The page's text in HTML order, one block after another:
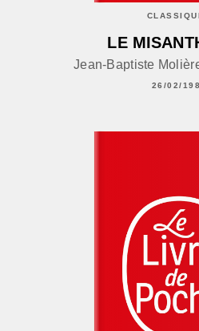
LE
Jean-Baptiste
26/02/